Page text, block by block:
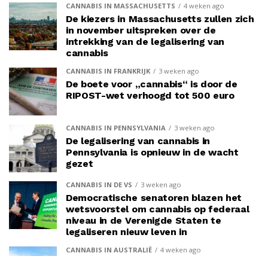
CANNABIS IN MASSACHUSETTS 4 weken ago
De kiezers in Massachusetts zullen zich
in november uitspreken over de
intrekking van de legalisering van
cannabis
CANNABIS IN FRANKRIJK 3 weken ago
De boete voor „cannabis“ is door de
RIPOST-wet verhoogd tot 500 euro
CANNABIS IN PENNSYLVANIA 3 weken ago
De legalisering van cannabis in
Pennsylvania is opnieuw in de wacht
gezet
CANNABIS IN DE VS 3 weken ago
Democratische senatoren blazen het
wetsvoorstel om cannabis op federaal
niveau in de Verenigde Staten te
legaliseren nieuw leven in
CANNABIS IN AUSTRALIË 4 weken ago